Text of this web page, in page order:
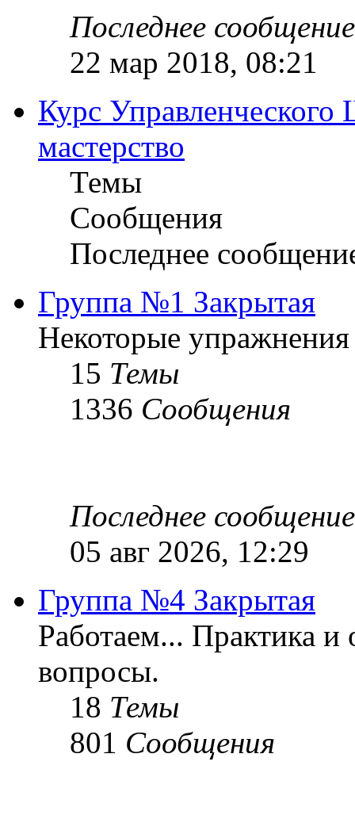
Последнее сообщение
22 мар 2018, 08:21
Курс
мастерство
Темы
Сообщения
Последнее
Группа №1 Закрытая
Некоторые упражнения
15 Темы
1336 Сообщения
Последнее сообщение
05 авг 2026, 12:29
Группа №4 Закрытая
Работаем... Практика и
вопросы.
18 Темы
801 Сообщения